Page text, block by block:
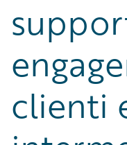
clienti